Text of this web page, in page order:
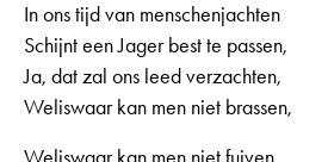
In ons tijd van menschenjachten
Schijnt een Jager best te passen,
Ja, dat zal ons leed verzachten,
Weliswaar kan men niet brassen,